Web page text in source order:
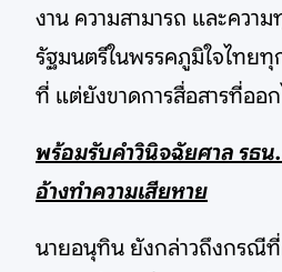
งาน ความสามารถ และควา
รัฐมนตรีในพรรคภูมิใจไทยทุ
ที่ แต่ยังขาดการสื่อสารที่ออ
พร้อมรับคำวินิจฉัยศาล รธ
อ้างทำความเสียหาย
นายอนุทิน ยังกล่าวถึงกรณี